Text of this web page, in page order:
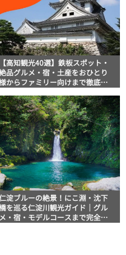
【高知観光40選】鉄板スポット・
品グルメ・宿・土産をおひとり
からファミリー向けまで徹底解
淀ブルーの絶景！にこ淵・沈下
を巡る仁淀川観光ガイド｜グル
メ・宿・モデルコースまで完全網